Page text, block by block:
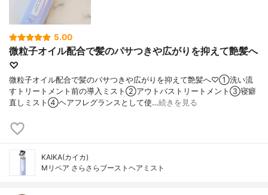
5.00
微粒子オイル配合で髪のパサつきや広がりを抑えて艶髪へ
♡
微粒子オイル配合で髪のパサつきや広がりを抑えて艶髪へ♡①洗い流
すトリートメント前の導入ミスト②アウトバストリートメント③寝癖
直しミスト④ヘアフレグランスとして使…続きを見る
KAIKA(カイカ)
Mリペア さらさらブーストヘアミスト